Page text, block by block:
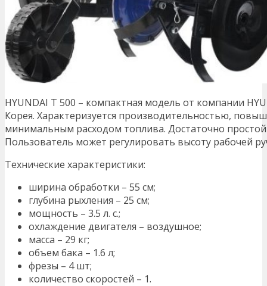
HYUNDAI Т 500 – компактная модель от компании
Корея. Характеризуется производительностью,
минимальным расходом топлива. Достаточно
Пользователь может регулировать высоту рабочей
Технические характеристики:
ширина обработки – 55 см;
глубина рыхления – 25 см;
мощность – 3.5 л. с.;
охлаждение двигателя – воздушное;
масса – 29 кг;
объем бака – 1.6 л;
фрезы – 4 шт;
количество скоростей – 1.